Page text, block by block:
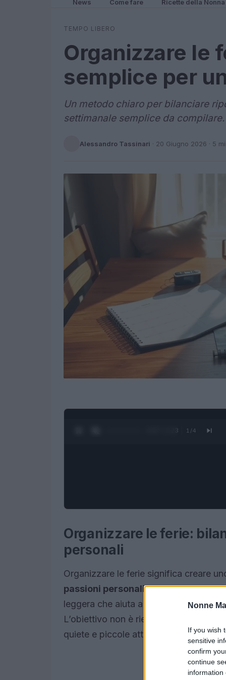
Nonne
If you wish
sensitive
confirm
continue
information
News Come fare Ricette della Nonna
TEMPO LIBERO
Organizzare le
semplice per
Un metodo chiaro per bilanciare
settimanale semplice da compilare.
Alessandro Tassinari · 20 Giugno 2026 · 5
0:28 / 1:23 1 /4
Organizzare le ferie:
personali
Organizzare le ferie significa creare
passioni personali. In questo
leggera che aiuta a distribuire le
L’obiettivo non è riempire ogni
quiete e piccole attività che generano